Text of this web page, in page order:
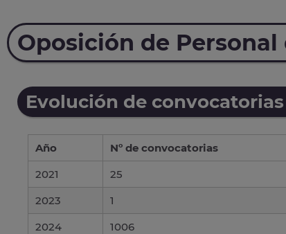
Oposición de
Evolución de
Año Nº de convocatorias
2021
25
2023
1
2024
1006